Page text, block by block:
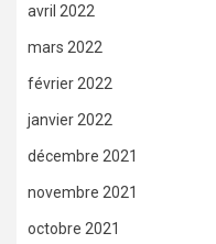
avril 2022
mars 2022
février 2022
janvier 2022
décembre 2021
novembre 2021
octobre 2021